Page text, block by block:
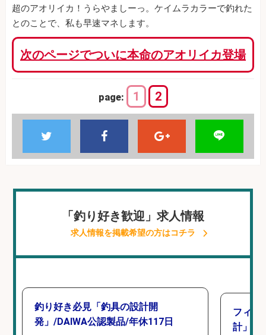
超のアオリイカ！うらやましーっ。ケイムラカラーで釣れた
とのことで、私も早速マネします。
次のページでついに本命のアオリイカ登場
page: 1 2
「釣り好き歓迎」求人情報
求人情報を掲載希望の方はコチラ
釣り好き必見「釣具の設計開
発」/DAIWA公認製品/年休117日
フィッ
計」